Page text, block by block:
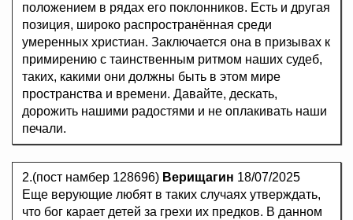
положением в рядах его поклонников. Есть и другая
позиция, широко распространённая среди
умеренных христиан. Заключается она в призывах к
примирению с таинственным ритмом наших судеб,
таких, какими они должны быть в этом мире
пространства и времени. Давайте, дескать,
дорожить нашими радостями и не оплакивать наши
печали.
2.(пост намбер 128696) Верищагин 18/07/2025
Еще верующие любят в таких случаях утверждать,
что бог карает детей за грехи их предков. В данном